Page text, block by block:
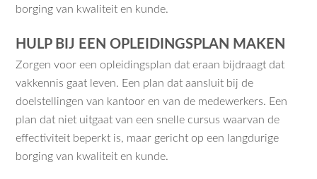
borging van kwaliteit en kunde.
HULP BIJ EEN OPLEIDINGSPLAN MAKEN
Zorgen voor een opleidingsplan dat eraan bijdraagt dat
vakkennis gaat leven. Een plan dat aansluit bij de
doelstellingen van kantoor en van de medewerkers. Een
plan dat niet uitgaat van een snelle cursus waarvan de
effectiviteit beperkt is, maar gericht op een langdurige
borging van kwaliteit en kunde.